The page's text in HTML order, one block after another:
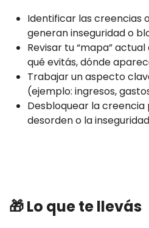
Identificar las creencias
generan inseguridad o
Revisar tu “mapa”
qué evitás, dónde
Trabajar un aspecto
(ejemplo: ingresos,
Desbloquear la
desorden o la
🎁Lo que te llevás